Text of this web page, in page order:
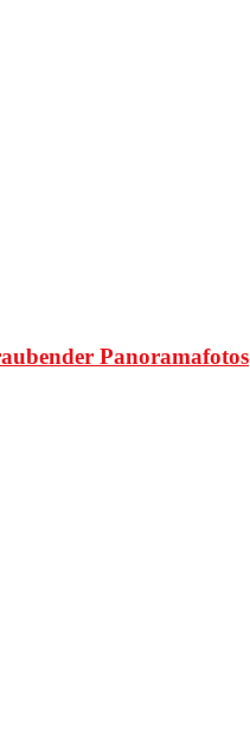
Panoramafotos